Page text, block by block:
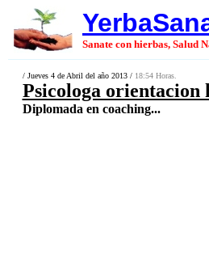
Sanate con hierbas, Salud
/ Jueves 4 de Abril del año 2013 / 18:54 Horas.
Psicologa orientacion
Diplomada en coaching...